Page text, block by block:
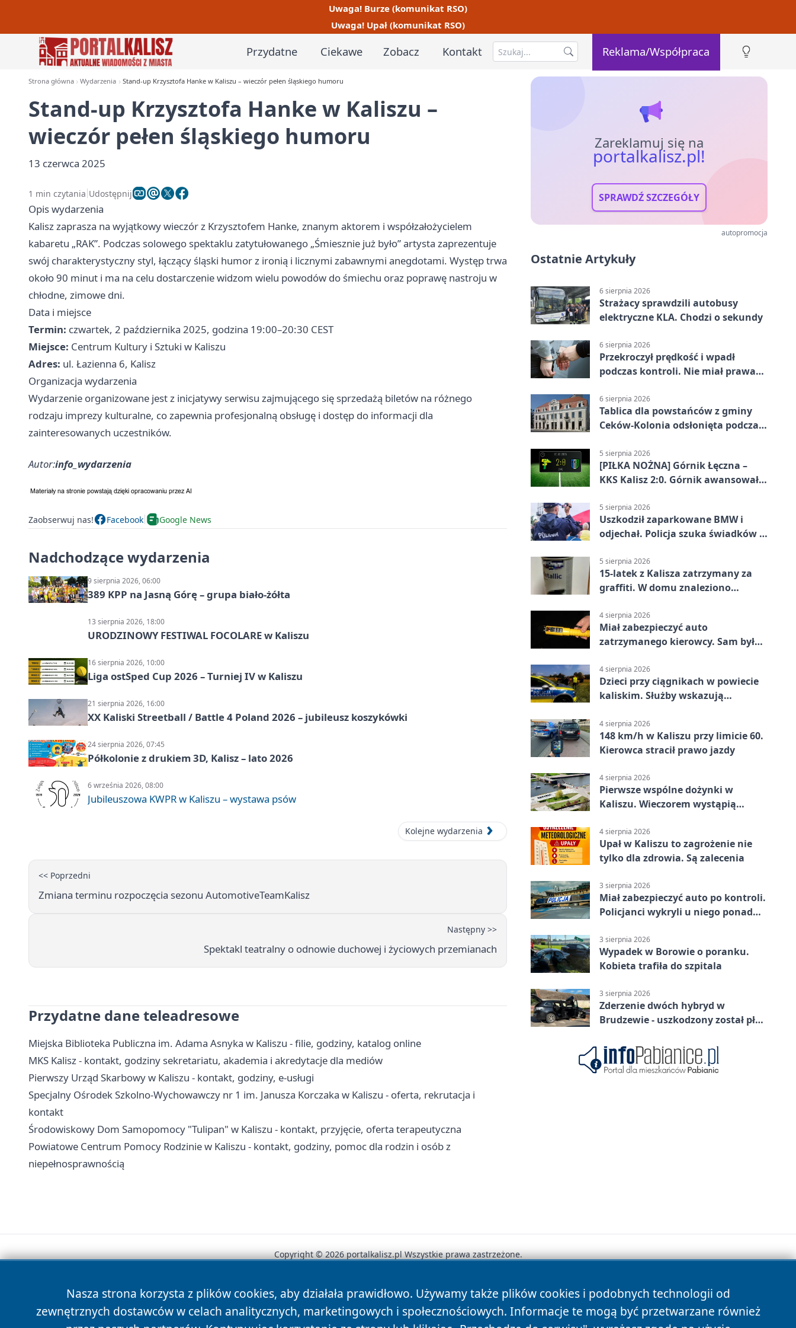
Uwaga! Burze (komunikat RSO)
Uwaga! Upał (komunikat RSO)
Przydatne Ciekawe Zobacz Kontakt Reklama/Współpraca
Strona główna Wydarzenia Stand-up Krzysztofa Hanke w Kaliszu – wieczór pełen śląskiego humoru
Stand-up Krzysztofa Hanke w Kaliszu –
wieczór pełen śląskiego humoru
13 czerwca 2025
1 min czytania Udostępnij
Opis wydarzenia
Kalisz zaprasza na wyjątkowy wieczór z Krzysztofem Hanke, znanym aktorem i współzałożycielem
kabaretu „RAK”. Podczas solowego spektaklu zatytułowanego „Śmiesznie już było” artysta zaprezentuje
swój charakterystyczny styl, łączący śląski humor z ironią i licznymi zabawnymi anegdotami. Występ trwa
około 90 minut i ma na celu dostarczenie widzom wielu powodów do śmiechu oraz poprawę nastroju w
chłodne, zimowe dni.
Data i miejsce
Termin: czwartek, 2 października 2025, godzina 19:00–20:30 CEST
Miejsce: Centrum Kultury i Sztuki w Kaliszu
Adres: ul. Łazienna 6, Kalisz
Organizacja wydarzenia
Wydarzenie organizowane jest z inicjatywy serwisu zajmującego się sprzedażą biletów na różnego
rodzaju imprezy kulturalne, co zapewnia profesjonalną obsługę i dostęp do informacji dla
zainteresowanych uczestników.
Autor:info_wydarzenia
Zaobserwuj nas! Facebook Google News
Nadchodzące wydarzenia
9 sierpnia 2026, 06:00
389 KPP na Jasną Górę – grupa biało-żółta
13 sierpnia 2026, 18:00
URODZINOWY FESTIWAL FOCOLARE w Kaliszu
16 sierpnia 2026, 10:00
Liga ostSped Cup 2026 – Turniej IV w Kaliszu
21 sierpnia 2026, 16:00
XX Kaliski Streetball / Battle 4 Poland 2026 – jubileusz koszykówki
24 sierpnia 2026, 07:45
Półkolonie z drukiem 3D, Kalisz – lato 2026
6 września 2026, 08:00
Jubileuszowa KWPR w Kaliszu – wystawa psów
Kolejne wydarzenia
<< Poprzedni
Zmiana terminu rozpoczęcia sezonu AutomotiveTeamKalisz
Następny >>
Spektakl teatralny o odnowie duchowej i życiowych przemianach
Przydatne dane teleadresowe
Miejska Biblioteka Publiczna im. Adama Asnyka w Kaliszu - filie, godziny, katalog online
MKS Kalisz - kontakt, godziny sekretariatu, akademia i akredytacje dla mediów
Pierwszy Urząd Skarbowy w Kaliszu - kontakt, godziny, e-usługi
Specjalny Ośrodek Szkolno-Wychowawczy nr 1 im. Janusza Korczaka w Kaliszu - oferta, rekrutacja i
kontakt
Środowiskowy Dom Samopomocy "Tulipan" w Kaliszu - kontakt, przyjęcie, oferta terapeutyczna
Powiatowe Centrum Pomocy Rodzinie w Kaliszu - kontakt, godziny, pomoc dla rodzin i osób z
niepełnosprawnością
Zareklamuj się na
portalkalisz.pl!
SPRAWDŹ SZCZEGÓŁY
autopromocja
Ostatnie Artykuły
6 sierpnia 2026
Strażacy sprawdzili autobusy
elektryczne KLA. Chodzi o sekundy
6 sierpnia 2026
Przekroczył prędkość i wpadł
podczas kontroli. Nie miał prawa
6 sierpnia 2026
Tablica dla powstańców z gminy
Ceków-Kolonia odsłonięta podczas
5 sierpnia 2026
[PIŁKA NOŻNA] Górnik Łęczna –
KKS Kalisz 2:0. Górnik awansował
5 sierpnia 2026
Uszkodził zaparkowane BMW i
odjechał. Policja szuka świadków w
5 sierpnia 2026
15-latek z Kalisza zatrzymany za
graffiti. W domu znaleziono
4 sierpnia 2026
Miał zabezpieczyć auto
zatrzymanego kierowcy. Sam był
4 sierpnia 2026
Dzieci przy ciągnikach w powiecie
kaliskim. Służby wskazują
4 sierpnia 2026
148 km/h w Kaliszu przy limicie 60.
Kierowca stracił prawo jazdy
4 sierpnia 2026
Pierwsze wspólne dożynki w
Kaliszu. Wieczorem wystąpią
4 sierpnia 2026
Upał w Kaliszu to zagrożenie nie
tylko dla zdrowia. Są zalecenia
3 sierpnia 2026
Miał zabezpieczyć auto po kontroli.
Policjanci wykryli u niego ponad
3 sierpnia 2026
Wypadek w Borowie o poranku.
Kobieta trafiła do szpitala
3 sierpnia 2026
Zderzenie dwóch hybryd w
Brudzewie - uszkodzony został płot
Nasza strona korzysta z plików cookies, aby działała prawidłowo. Używamy także plików cookies i podobnych technologii od
zewnętrznych dostawców w celach analitycznych, marketingowych i społecznościowych. Informacje te mogą być przetwarzane również
Copyright © 2026 portalkalisz.pl Wszystkie prawa zastrzeżone.
News Autorzy Polityka Prywatności Polityka Cookies